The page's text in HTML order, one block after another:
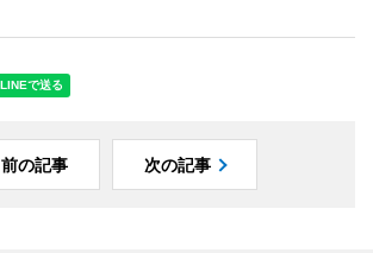
前の記事 次の記事